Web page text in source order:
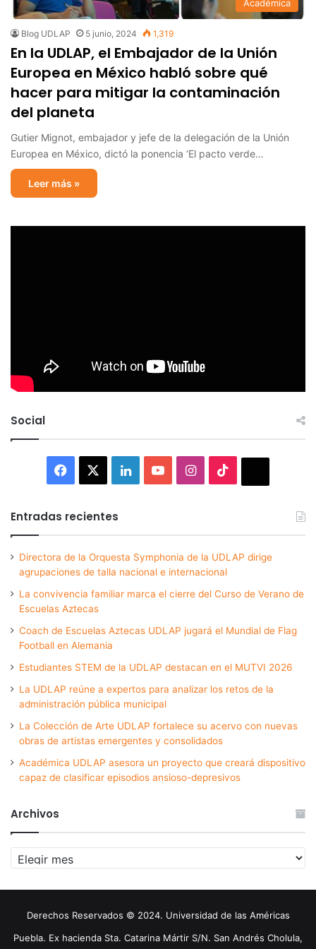
Académica
Blog UDLAP 5 junio, 2024 1,319
En la UDLAP, el Embajador de la Unión
Europea en México habló sobre qué
hacer para mitigar la contaminación
del planeta
Gutier Mignot, embajador y jefe de la delegación de la Unión
Europea en México, dictó la ponencia ‘El pacto verde…
Leer más »
Social
Facebook LinkedInYouTubeInstagram
Entradas recientes
Directora de la Orquesta Symphonia de la UDLAP dirige
agrupaciones de talla nacional e internacional
La convivencia familiar marca el cierre del Curso de Verano de
Escuelas Aztecas
Coach de Escuelas Aztecas UDLAP jugará el Mundial de Flag
Football en Alemania
Estudiantes STEM de la UDLAP destacan en el MUTVI 2026
La UDLAP reúne a expertos para analizar los retos de la
administración pública municipal
La Colección de Arte UDLAP fortalece su acervo con nuevas
obras de artistas emergentes y consolidados
Académica UDLAP asesora un proyecto que creará dispositivo
capaz de clasificar episodios ansioso-depresivos
Archivos
Archivos
Derechos Reservados © 2024. Universidad de las Américas
Puebla. Ex hacienda Sta. Catarina Mártir S/N. San Andrés Cholula,